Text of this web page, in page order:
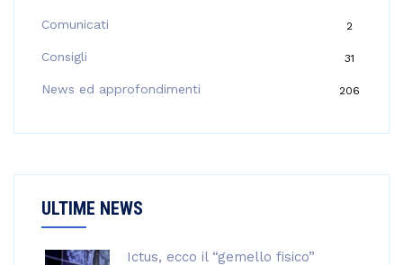
Comunicati 2
Consigli 31
News ed approfondimenti 206
ULTIME NEWS
Ictus, ecco il “gemello fisico”